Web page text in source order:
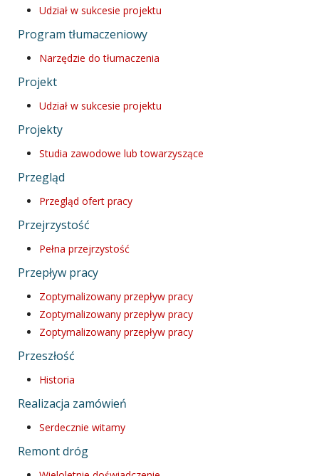
Udział w sukcesie projektu
Program tłumaczeniowy
Narzędzie do tłumaczenia
Projekt
Udział w sukcesie projektu
Projekty
Studia zawodowe lub towarzyszące
Przegląd
Przegląd ofert pracy
Przejrzystość
Pełna przejrzystość
Przepływ pracy
Zoptymalizowany przepływ pracy
Zoptymalizowany przepływ pracy
Zoptymalizowany przepływ pracy
Przeszłość
Historia
Realizacja zamówień
Serdecznie witamy
Remont dróg